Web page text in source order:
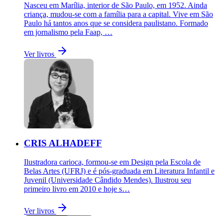
Nasceu em Marília, interior de São Paulo, em 1952. Ainda
criança, mudou-se com a família para a capital. Vive em São
Paulo há tantos anos que se considera paulistano. Formado
em jornalismo pela Faap, …
Ver livros
CRIS ALHADEFF
Ilustradora carioca, formou-se em Design pela Escola de
Belas Artes (UFRJ) e é pós-graduada em Literatura Infantil e
Juvenil (Universidade Cândido Mendes). Ilustrou seu
primeiro livro em 2010 e hoje s…
Ver livros